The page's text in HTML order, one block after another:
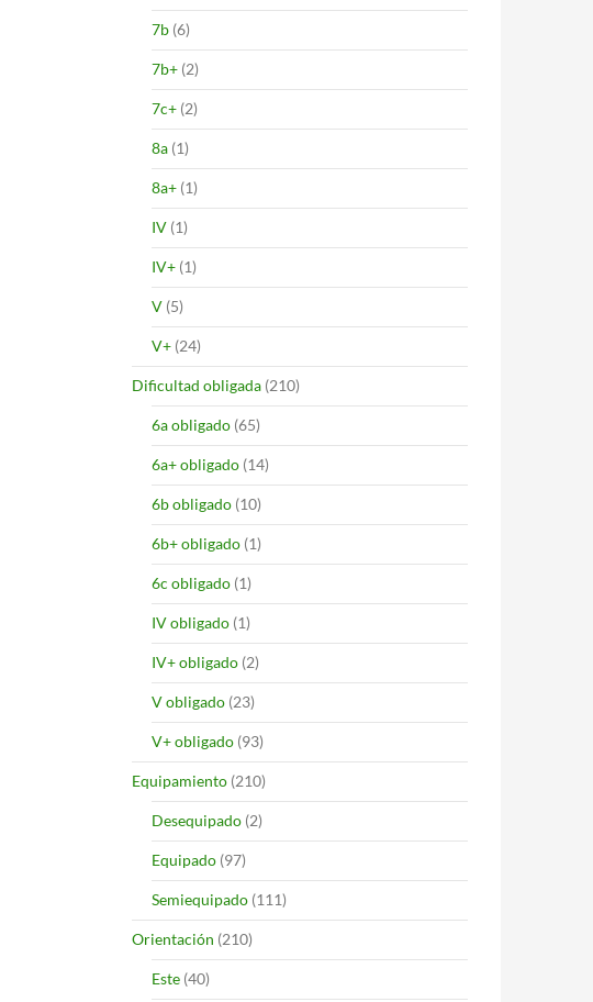
7b (6)
7b+ (2)
7c+ (2)
8a (1)
8a+ (1)
IV (1)
IV+ (1)
V (5)
V+ (24)
Dificultad obligada (210)
6a obligado (65)
6a+ obligado (14)
6b obligado (10)
6b+ obligado (1)
6c obligado (1)
IV obligado (1)
IV+ obligado (2)
V obligado (23)
V+ obligado (93)
Equipamiento (210)
Desequipado (2)
Equipado (97)
Semiequipado (111)
Orientación (210)
Este (40)